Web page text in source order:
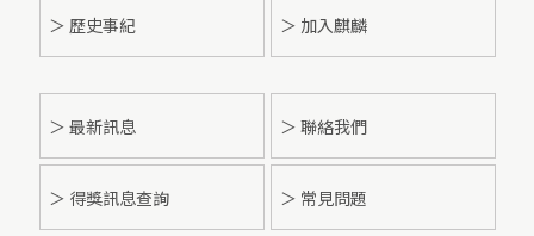
＞ 歷史事紀 ＞ 加入麒麟
＞ 最新訊息 ＞ 聯絡我們
＞ 得獎訊息查詢 ＞ 常見問題